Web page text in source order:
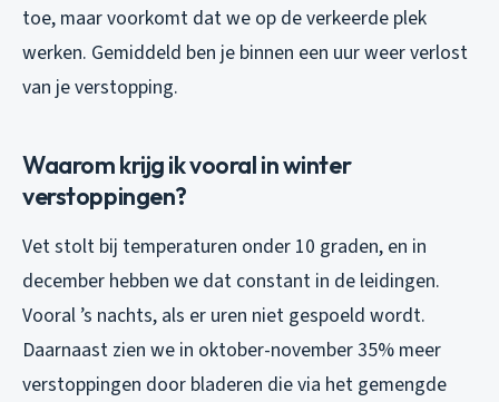
toe, maar voorkomt dat we op de verkeerde plek
werken. Gemiddeld ben je binnen een uur weer verlost
van je verstopping.
Waarom krijg ik vooral in winter
verstoppingen?
Vet stolt bij temperaturen onder 10 graden, en in
december hebben we dat constant in de leidingen.
Vooral ’s nachts, als er uren niet gespoeld wordt.
Daarnaast zien we in oktober-november 35% meer
verstoppingen door bladeren die via het gemengde